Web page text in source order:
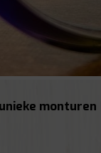
unieke monturen